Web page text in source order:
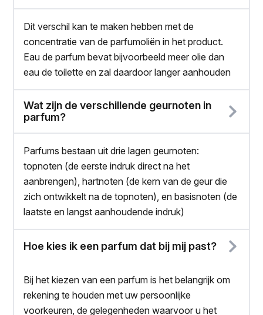
Dit verschil kan te maken hebben met de
concentratie van de parfumoliën in het product.
Eau de parfum bevat bijvoorbeeld meer olie dan
eau de toilette en zal daardoor langer aanhouden
Wat zijn de verschillende geurnoten in
parfum?
Parfums bestaan uit drie lagen geurnoten:
topnoten (de eerste indruk direct na het
aanbrengen), hartnoten (de kern van de geur die
zich ontwikkelt na de topnoten), en basisnoten (de
laatste en langst aanhoudende indruk)
Hoe kies ik een parfum dat bij mij past?
Bij het kiezen van een parfum is het belangrijk om
rekening te houden met uw persoonlijke
voorkeuren, de gelegenheden waarvoor u het